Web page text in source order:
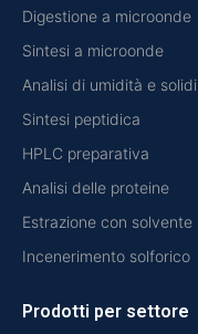
Digestione a microonde
Sintesi a microonde
Analisi di umidità e solidi
Sintesi peptidica
HPLC preparativa
Analisi delle proteine
Estrazione con solvente
Incenerimento solforico
Prodotti per settore